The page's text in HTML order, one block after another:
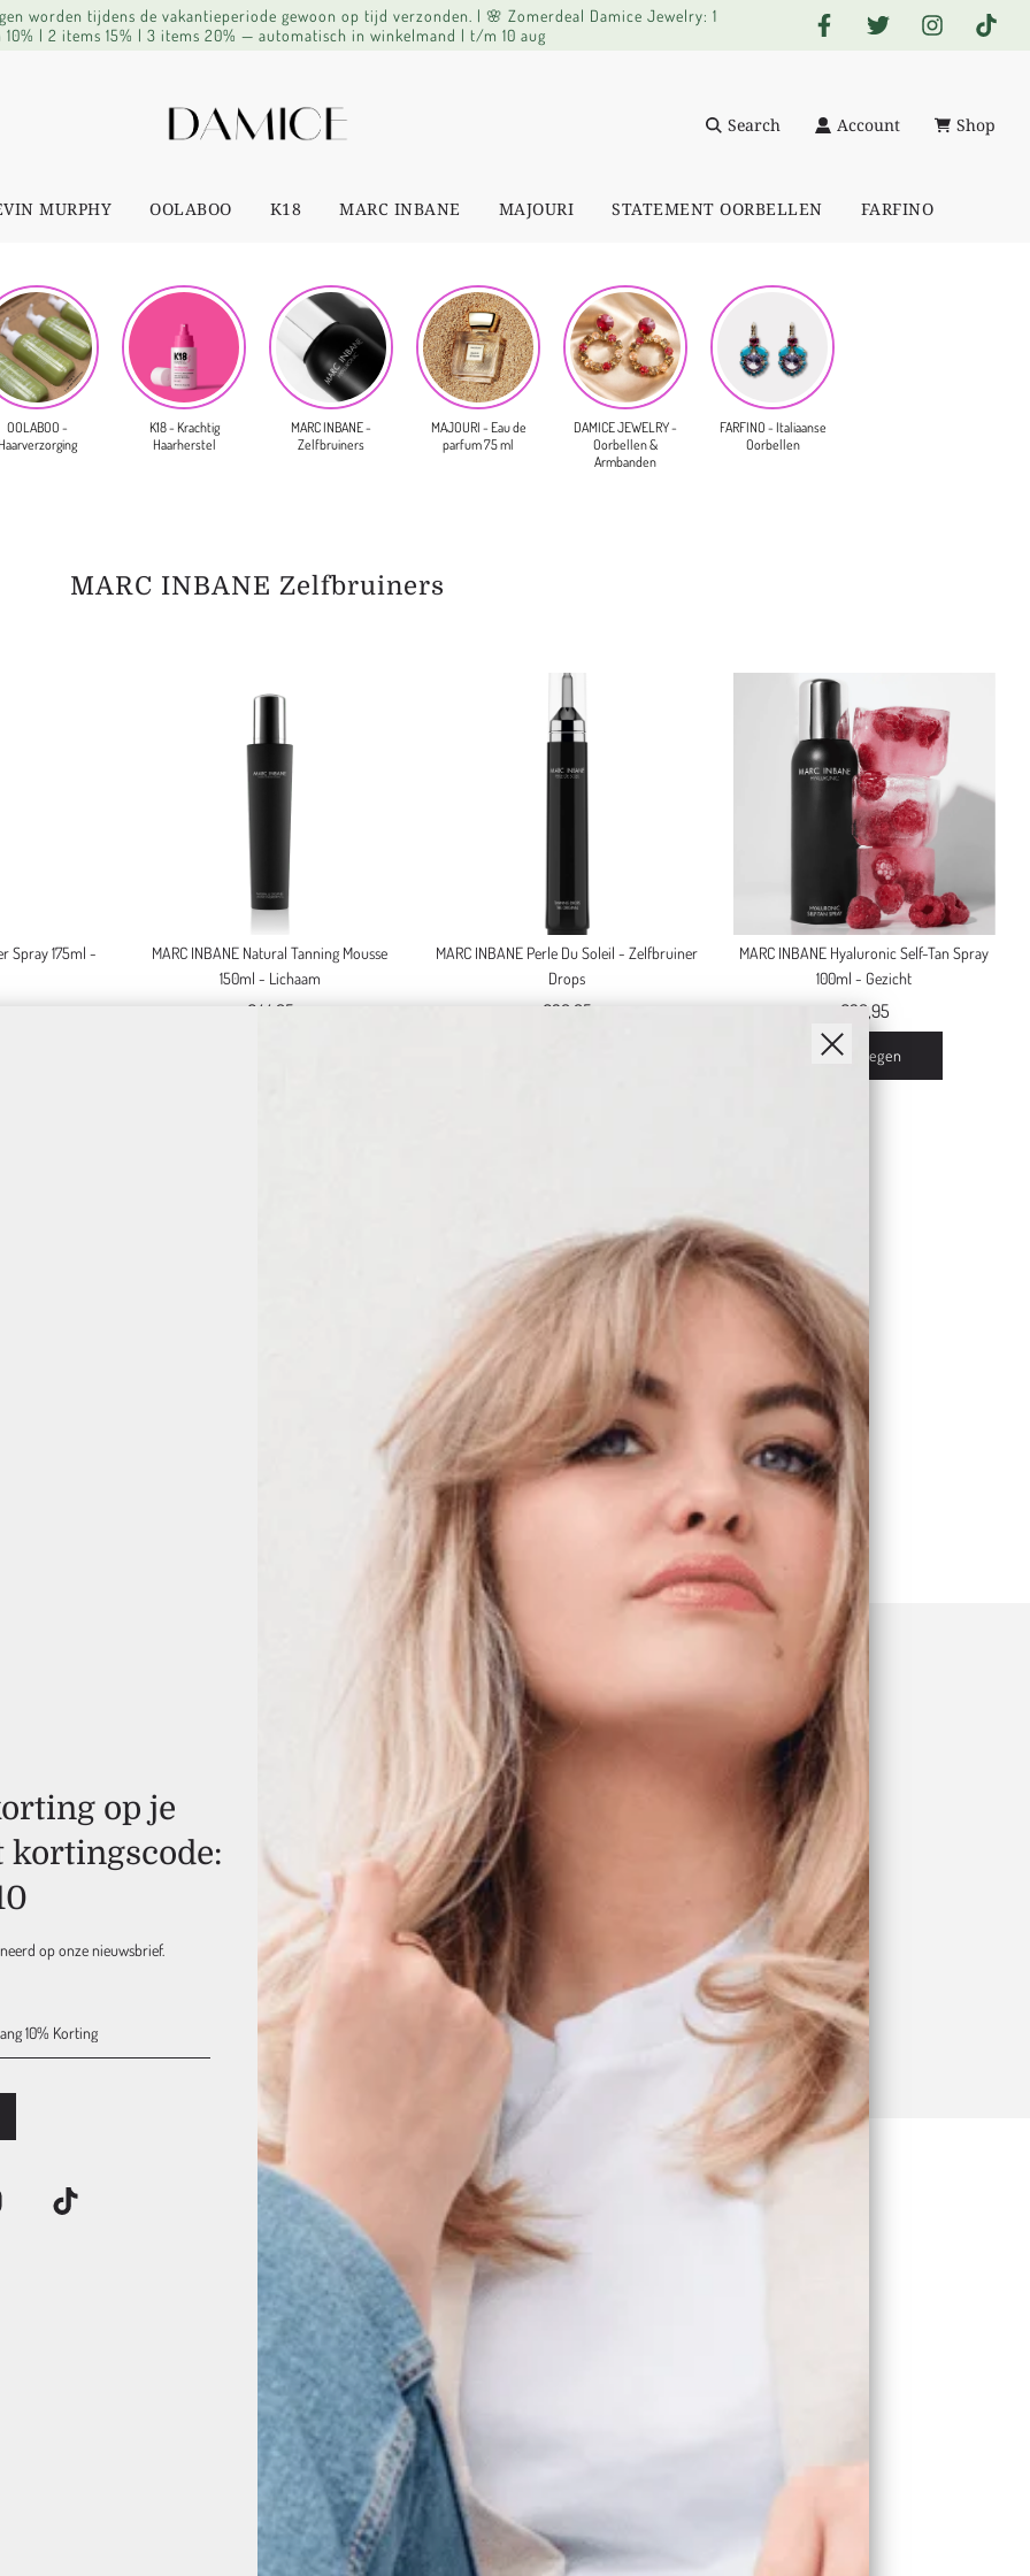
worden tijdens de vakantieperiode gewoon op tijd verzonden. | 🌸 Zomerdeal Damice Jewelry: 1
10% | 2 items 15% | 3 items 20% — automatisch in winkelmand | t/m 10 aug
Search Account Shop
MURPHY OOLABOO K18 MARC INBANE MAJOURI STATEMENT OORBELLEN FARFINO
OOLABOO -
Haarverzorging
K18 - Krachtig
Haarherstel
MARC INBANE -
Zelfbruiners
MAJOURI - Eau de
parfum 75 ml
DAMICE JEWELRY -
Oorbellen &
Armbanden
FARFINO - Italiaanse
Oorbellen
MARC INBANE Zelfbruiners
Spray 175ml -
MARC INBANE Natural Tanning Mousse
150ml - Lichaam
€44,95
MARC INBANE Perle Du Soleil - Zelfbruiner
Drops
€39,95
MARC INBANE Hyaluronic Self-Tan Spray
100ml - Gezicht
€39,95
Toevoegen
MARC INBANE Ampoule Perle De Soleil -
Mini Vegan Tanning Drops
€5,95
Makkelijk te bestellen online!
MARC INBANE
tonen aan dat Natulique er alles aan doet om
en milieuvriendelijke producten te garanderen.
van Natulique zijn ‘certified
je verzekerd bent van kwaliteit en zuivere
producten.
weet je zeker dat je een kwalitatief product in handen hebt. Het merk heeft al diverse certificaten verkregen,
Asthma-Allergy Denmark certificaat, Cruelty free ocean friendly certificaat en Nordic Swan ecolabel
certificaat.
op je
kortingscode:
op onze nieuwsbrief.